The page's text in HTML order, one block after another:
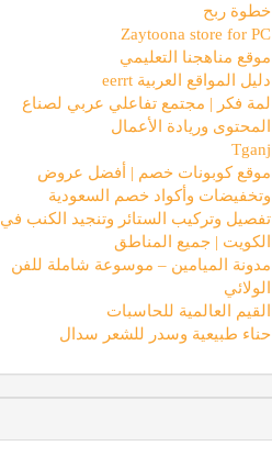
خطوة ربح
Zaytoona store for PC
موقع مناهجنا التعليمي
دليل المواقع العربية eerrt
لمة فكر | مجتمع تفاعلي عربي لصناع
المحتوى وريادة الأعمال
Tganj
موقع كوبونات خصم | أفضل عروض
وتخفيضات وأكواد خصم السعودية
تفصيل وتركيب الستائر وتنجيد الكنب في
الكويت | جميع المناطق
مدونة الميامين – موسوعة شاملة للفن
الولائي
القيم العالمية للحاسبات
حناء طبيعية وسدر للشعر سدال